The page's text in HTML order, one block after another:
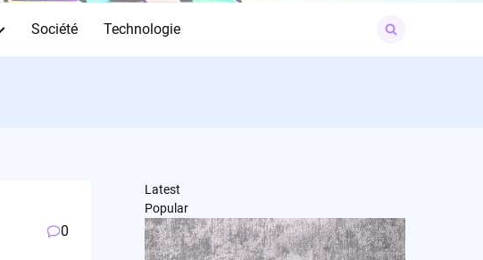
Société Technologie
for:
0
Latest
Popular